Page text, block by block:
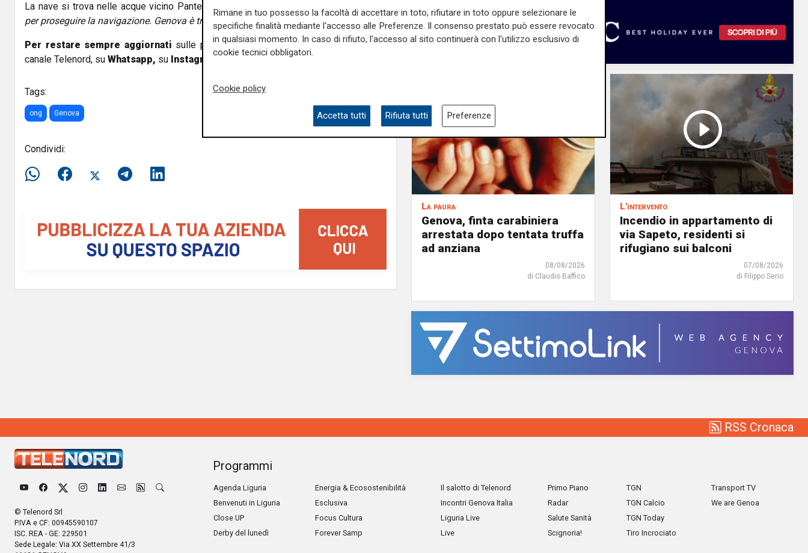
La nave si trova nelle acque vicino Pantelleria, ma
"non ci sono le condizioni idonee
per proseguire la navigazione. Genova è troppo lontana"
, conclude la Ong.
Per restare sempre aggiornati sulle principali notizie sulla Liguria seguiteci sul
canale Telenord, su Whatsapp, su Instagram e su
Tags:
ong Genova
Condividi:
La paura
Genova, finta carabiniera
arrestata dopo tentata truffa
ad anziana
08/08/2026
di Claudio Baffico
L'intervento
Incendio in appartamento di
via Sapeto, residenti si
rifugiano sui balconi
07/08/2026
di Filippo Serio
RSS Cronaca
© Telenord Srl
P.IVA e CF: 00945590107
ISC. REA - GE: 229501
Sede Legale: Via XX Settembre 41/3
Programmi
Agenda Liguria
Benvenuti in Liguria
Close UP
Derby del lunedì
Energia & Ecosostenibilità
Esclusiva
Focus Cultura
Forever Samp
Il salotto di Telenord
Incontri Genova Italia
Liguria Live
Live
Primo Piano
Radar
Salute Sanità
Scignoria!
TGN
TGN Calcio
TGN Today
Tiro Incrociato
Transport TV
We are Genoa
Rimane in tuo possesso la facoltà di accettare in toto, rifiutare in toto oppure selezionare le
specifiche finalità mediante l'accesso alle Preferenze. Il consenso prestato può essere revocato
in qualsiasi momento. In caso di rifiuto, l'accesso al sito continuerà con l'utilizzo esclusivo di
cookie tecnici obbligatori.
Cookie policy
Accetta tutti Rifiuta tutti Preferenze